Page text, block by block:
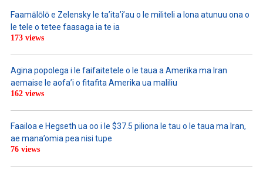
Faamālōlō e Zelensky le ta’ita’i’au o le militeli a lona atunuu ona o
le tele o tetee faasaga ia te ia
173 views
Agina popolega i le faifaitetele o le taua a Amerika ma Iran
aemaise le aofa’i o fitafita Amerika ua maliliu
162 views
Faailoa e Hegseth ua oo i le $37.5 piliona le tau o le taua ma Iran,
ae mana’omia pea nisi tupe
76 views